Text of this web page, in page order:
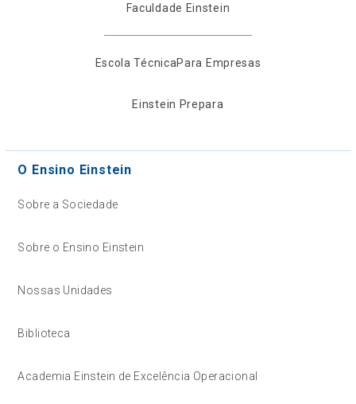
Faculdade Einstein
Escola TécnicaPara Empresas
Einstein Prepara
O Ensino Einstein
Sobre a Sociedade
Sobre o Ensino Einstein
Nossas Unidades
Biblioteca
Academia Einstein de Excelência Operacional